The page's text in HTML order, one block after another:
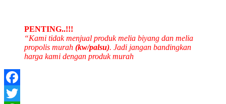
PENTING..!!!
“Kami tidak menjual produk melia biyang dan melia
propolis murah (kw/palsu). Jadi jangan bandingkan
harga kami dengan produk murah
Facebook